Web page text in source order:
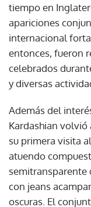
tiempo en
apariciones
internacional
entonces, fueron
celebrados
y diversas
Además del
Kardashian
su primera visita
atuendo
semitransparente
con jeans
oscuras. El